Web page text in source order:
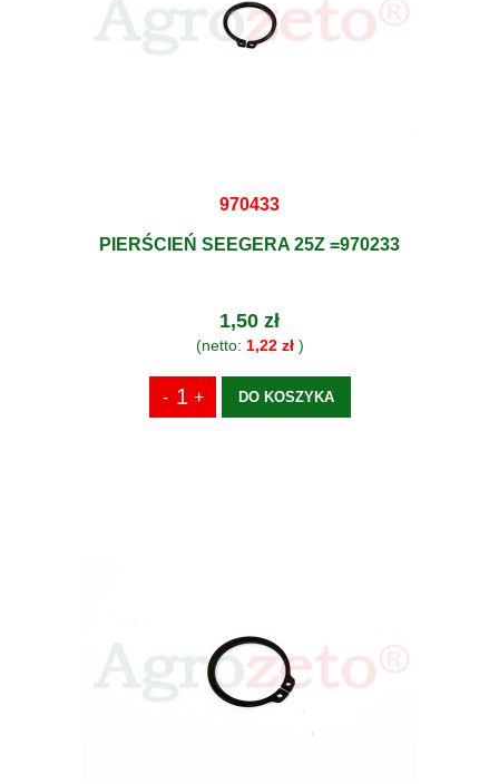
970433
PIERŚCIEŃ SEEGERA 25Z =970233
1,50 zł
(netto: 1,22 zł)
DO KOSZYKA